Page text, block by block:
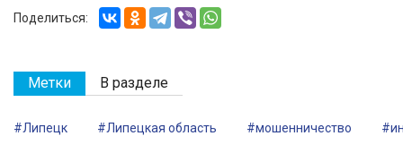
Поделиться:
Метки В разделе
#Липецк #Липецкая область #мошенничество